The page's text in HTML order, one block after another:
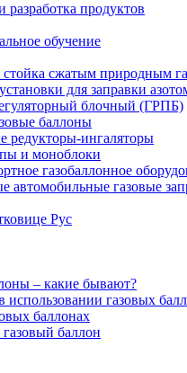
продуктов
обучение
стойка сжатым природным
для заправки
блочный (ГРПБ)
баллоны
редукторы-ингаляторы
и моноблоки
газобаллонное
автомобильные газовые
Рус
– какие бывают?
газовых
баллонах
баллон